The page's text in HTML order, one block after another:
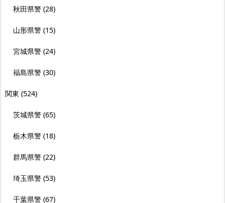
秋田県警 (28)
山形県警 (15)
宮城県警 (24)
福島県警 (30)
関東 (524)
茨城県警 (65)
栃木県警 (18)
群馬県警 (22)
埼玉県警 (53)
千葉県警 (67)